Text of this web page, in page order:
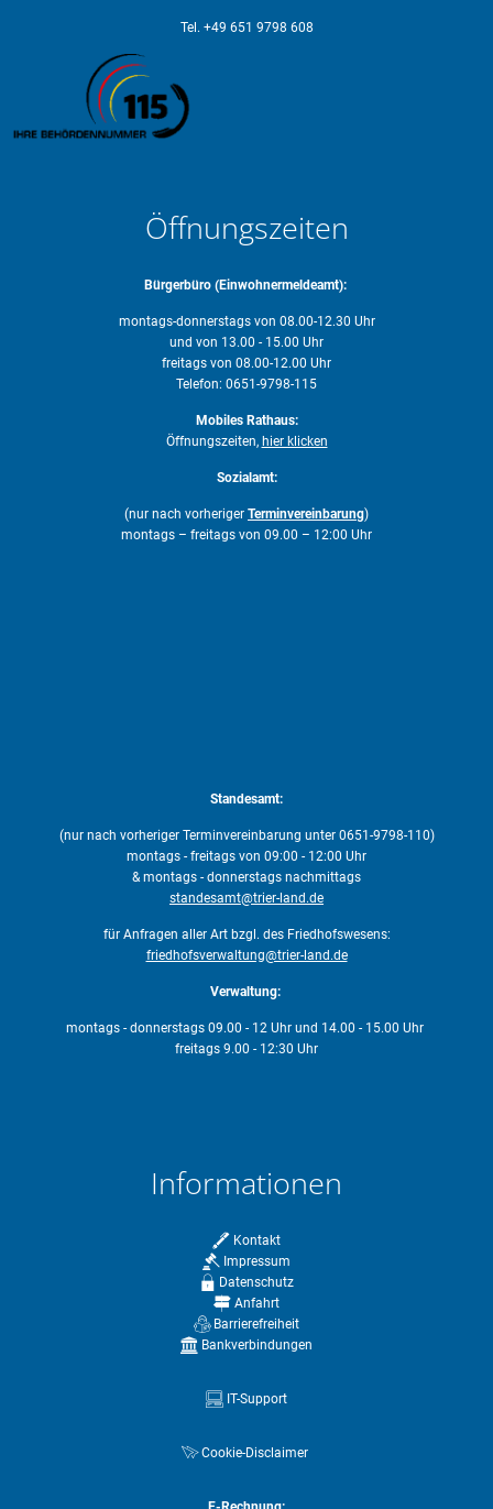
Tel. +49 651 9798 608
Öffnungszeiten
Bürgerbüro (Einwohnermeldeamt):
montags-donnerstags von 08.00-12.30 Uhr
und von 13.00 - 15.00 Uhr
freitags von 08.00-12.00 Uhr
Telefon: 0651-9798-115
Mobiles Rathaus:
Öffnungszeiten, hier klicken
Sozialamt:
(nur nach vorheriger Terminvereinbarung)
montags – freitags von 09.00 – 12:00 Uhr
Standesamt:
(nur nach vorheriger Terminvereinbarung unter 0651-9798-110)
montags - freitags von 09:00 - 12:00 Uhr
& montags - donnerstags nachmittags
standesamt@trier-land.de
für Anfragen aller Art bzgl. des Friedhofswesens:
friedhofsverwaltung@trier-land.de
Verwaltung:
montags - donnerstags 09.00 - 12 Uhr und 14.00 - 15.00 Uhr
freitags 9.00 - 12:30 Uhr
Informationen
Kontakt
Impressum
Datenschutz
Anfahrt
Barrierefreiheit
Bankverbindungen
IT-Support
Cookie-Disclaimer